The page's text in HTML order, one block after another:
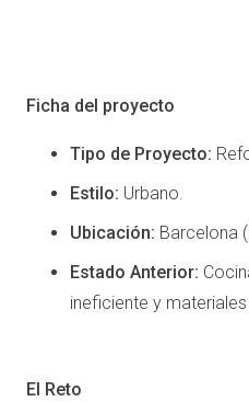
Ficha del proyecto
Tipo de Proyecto:
Estilo: Urbano.
Ubicación: Barcelona
Estado Anterior:
ineficiente y
El Reto